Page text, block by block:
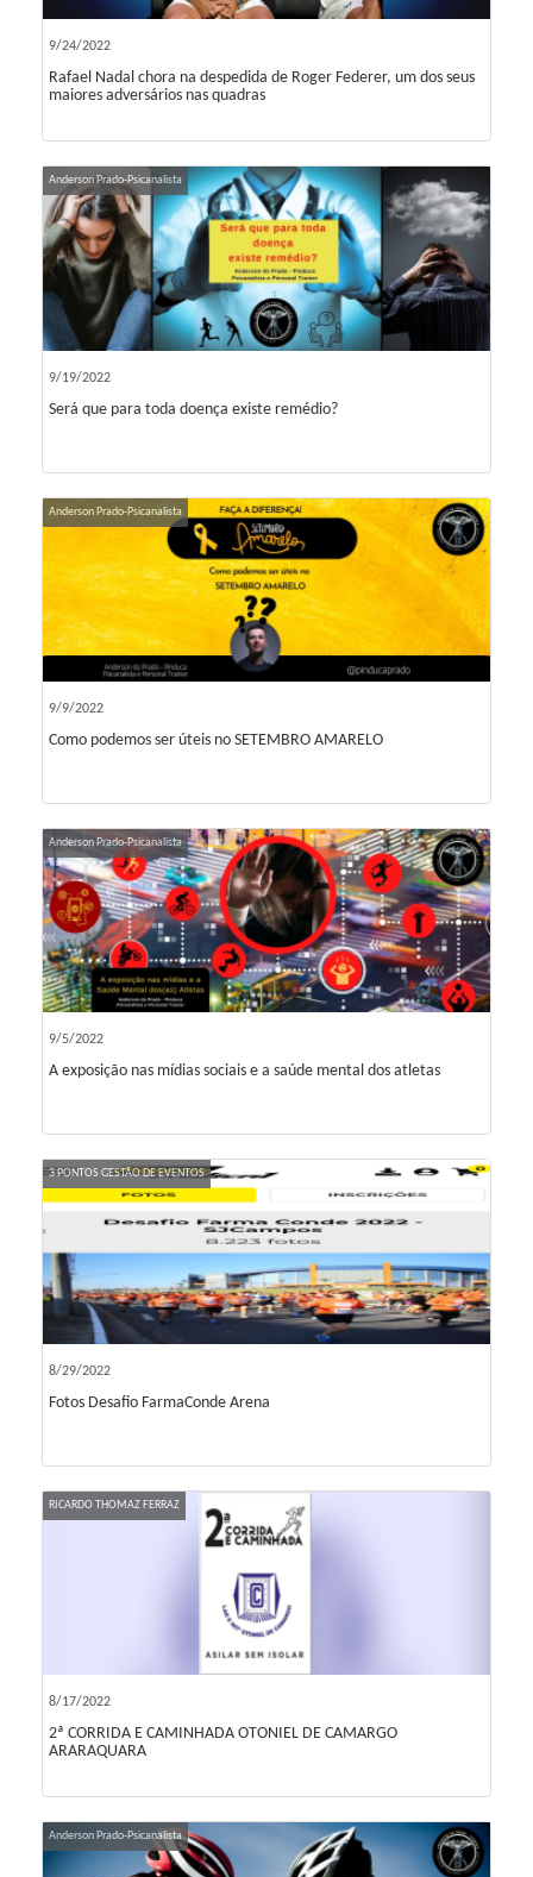
9/24/2022
Rafael Nadal chora na despedida de Roger Federer, um dos seus
maiores adversários nas quadras
Anderson Prado-Psicanalista
9/19/2022
Será que para toda doença existe remédio?
Anderson Prado-Psicanalista
9/9/2022
Como podemos ser úteis no SETEMBRO AMARELO
Anderson Prado-Psicanalista
9/5/2022
A exposição nas mídias sociais e a saúde mental dos atletas
3 PONTOS GESTÃO DE EVENTOS
8/29/2022
Fotos Desafio FarmaConde Arena
RICARDO THOMAZ FERRAZ
8/17/2022
2ª CORRIDA E CAMINHADA OTONIEL DE CAMARGO
ARARAQUARA
Anderson Prado-Psicanalista